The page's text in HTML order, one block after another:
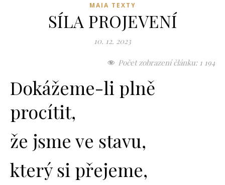
MAIA TEXTY
SÍLA PROJEVENÍ
10. 12. 2023
Počet zobrazení článku: 1 194
Dokážeme-li plně
procítit,
že jsme ve stavu,
který si přejeme,